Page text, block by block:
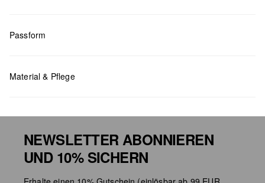
Passform
H x B x T (cm): 13 x 18 x 7
Material & Pflege
NEWSLETTER ABONNIEREN
UND 10% SICHERN